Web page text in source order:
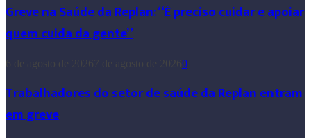
Greve na Saúde da Replan: “É preciso cuidar e apoiar
quem cuida da gente”
0
Trabalhadores do setor de saúde da Replan entram
em greve